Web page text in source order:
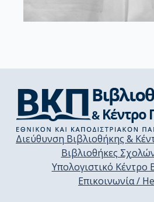
Διεύθυνση Βιβλιοθήκης &
Βιβλιοθήκες
Υπολογιστικό Κέντρο
Επικοινωνία /